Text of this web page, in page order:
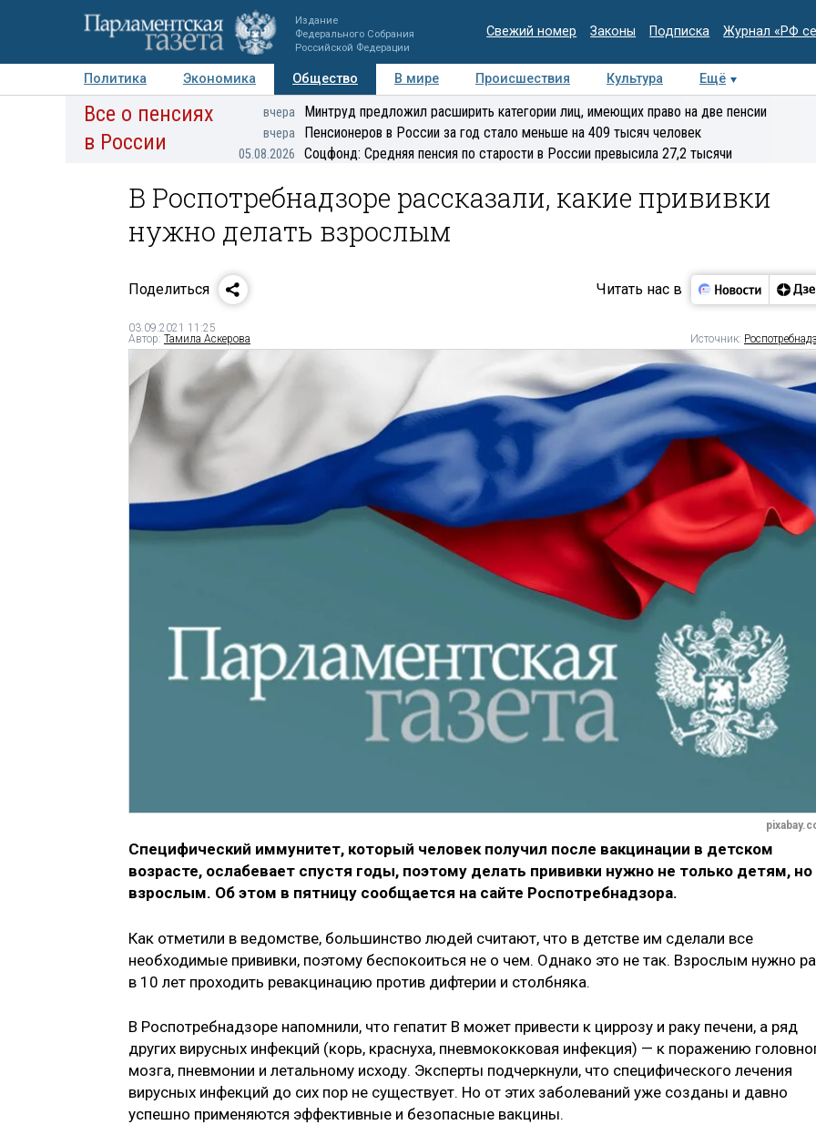
Издание
Федерального Собрания
Российской Федерации
Свежий номер Законы Подписка Журнал «РФ
Политика Экономика Общество В мире Происшествия Культура Ещё
Авторы Персоны Мнения Регионы Медиацентр Интервью Колумнисты
Деловая
Все о пенсиях
в России
вчера Минтруд предложил расширить категории лиц, имеющих право на две пенсии
вчера Пенсионеров в России за год стало меньше на 409 тысяч человек
05.08.2026 Соцфонд: Средняя пенсия по старости в России превысила 27,2 тысячи
В Роспотребнадзоре рассказали, какие прививки
нужно делать взрослым
Поделиться Читать нас в
03.09.2021 11:25
Автор: Тамила Аскерова Источник:
Специфический иммунитет, который человек получил после вакцинации в детском
возрасте, ослабевает спустя годы, поэтому делать прививки нужно не только детям, но
взрослым. Об этом в пятницу сообщается на сайте Роспотребнадзора.
Как отметили в ведомстве, большинство людей считают, что в детстве им сделали все
необходимые прививки, поэтому беспокоиться не о чем. Однако это не так. Взрослым нужно
в 10 лет проходить ревакцинацию против дифтерии и столбняка.
В Роспотребнадзоре напомнили, что гепатит В может привести к циррозу и раку печени, а ряд
других вирусных инфекций (корь, краснуха, пневмококковая инфекция) — к поражению
мозга, пневмонии и летальному исходу. Эксперты подчеркнули, что специфического лечения
вирусных инфекций до сих пор не существует. Но от этих заболеваний уже созданы и давно
успешно применяются эффективные и безопасные вакцины.